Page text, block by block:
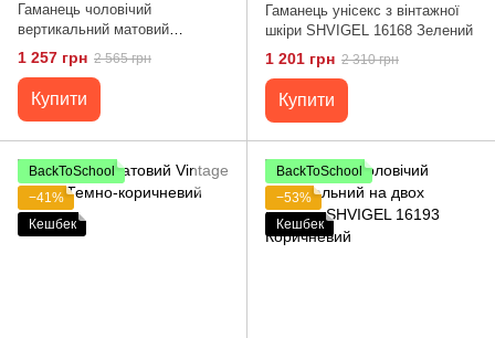
Гаманець чоловічий
вертикальний матовий
SHVIGEL 16199 Рудий
1 257 грн 2 565 грн
Купити
Гаманець унісекс з вінтажної
шкіри SHVIGEL 16168 Зелений
1 201 грн 2 310 грн
Купити
BackToSchool
−41%
Кешбек
BackToSchool
−53%
Кешбек